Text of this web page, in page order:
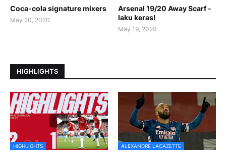
Coca-cola signature mixers
May 20, 2020
Arsenal 19/20 Away Scarf -
laku keras!
May 19, 2020
HIGHLIGHTS
HIGHLIGHTS ALEXANDRE LACAZETTE